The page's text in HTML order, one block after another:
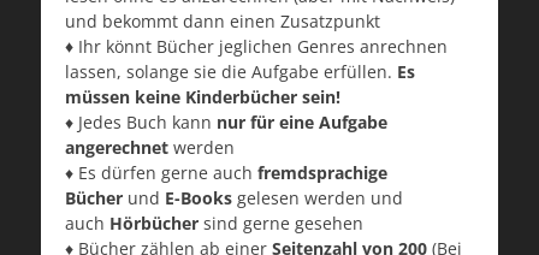
und bekommt dann einen Zusatzpunkt
♦ Ihr könnt Bücher jeglichen Genres anrechnen
lassen, solange sie die Aufgabe erfüllen. Es
müssen keine Kinderbücher sein!
♦ Jedes Buch kann nur für eine Aufgabe
angerechnet werden
♦ Es dürfen gerne auch fremdsprachige
Bücher und E-Books gelesen werden und
auch Hörbücher sind gerne gesehen
♦ Bücher zählen ab einer Seitenzahl von 200 (Bei